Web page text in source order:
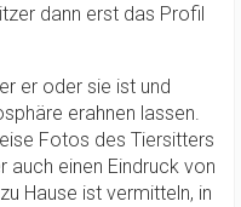
dann erst das Profil
er oder sie ist und
erahnen lassen.
Fotos des Tiersitters
auch einen Eindruck von
Hause ist vermitteln, in